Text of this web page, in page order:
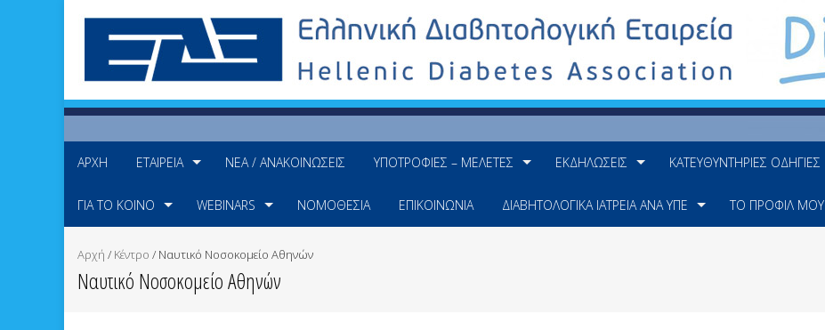
ΑΡΧΉ ΕΤΑΙΡΕΊΑ ΝΈΑ / ΑΝΑΚΟΙΝΏΣΕΙΣ ΥΠΟΤΡΟΦΊΕΣ – ΜΕΛΈΤΕΣ ΕΚΔΗΛΏΣΕΙΣ ΚΑΤΕΥΘΥΝΤΉΡΙΕΣ ΟΔΗΓΊΕΣ
ΓΙΑ ΤΟ ΚΟΙΝΌ WEBINARS ΝΟΜΟΘΕΣΊΑ ΕΠΙΚΟΙΝΩΝΊΑ ΔΙΑΒΗΤΟΛΟΓΙΚΆ ΙΑΤΡΕΊΑ ΑΝΆ ΥΠΕ ΤΟ ΠΡΟΦΊΛ ΜΟΥ
Αρχή / Κέντρο / Ναυτικό Νοσοκομείο Αθηνών
Ναυτικό Νοσοκομείο Αθηνών